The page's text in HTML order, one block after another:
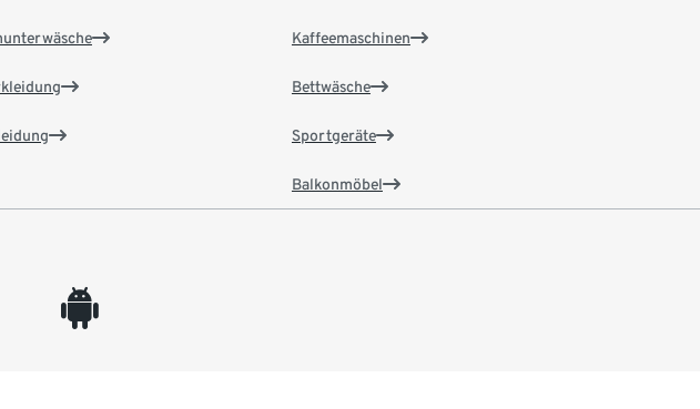
Kaffeemaschinen
Bettwäsche
Sportgeräte
Balkonmöbel
android